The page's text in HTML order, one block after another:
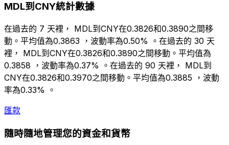
MDL到CNY統計數據
在過去的 7 天裡， MDL到CNY在0.3826和0.3890之間移
動。平均值為0.3863 ，波動率為0.50% 。在過去的 30 天
裡， MDL到CNY在0.3826和0.3890之間移動。平均值為
0.3858 ，波動率為0.37% 。在過去的 90 天裡， MDL到
CNY在0.3826和0.3970之間移動。平均值為0.3885 ，波動
率為0.33% 。
匯款
隨時隨地管理您的資金和貨幣